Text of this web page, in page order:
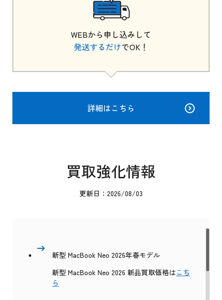
WEBから申し込みして
発送するだけでOK！
詳細はこちら
買取強化情報
更新日：2026/08/03
新型 MacBook Neo 2026年春モデル
新型 MacBook Neo 2026 新品買取価格はこち
ら